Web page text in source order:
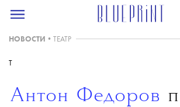
НОВОСТИ • ТЕАТР
T
Антон Федоров